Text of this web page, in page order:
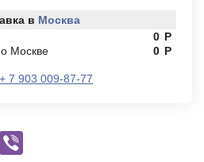
в Москва
0 Р
Москве
0 Р
+ 7 903 009-87-77